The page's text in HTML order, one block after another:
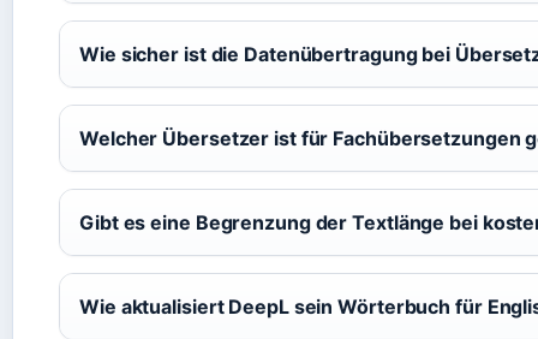
Wie sicher ist die Datenübertragung bei
Welcher Übersetzer ist für Fachübersetzungen
Gibt es eine Begrenzung der Textlänge bei
Wie aktualisiert DeepL sein Wörterbuch für